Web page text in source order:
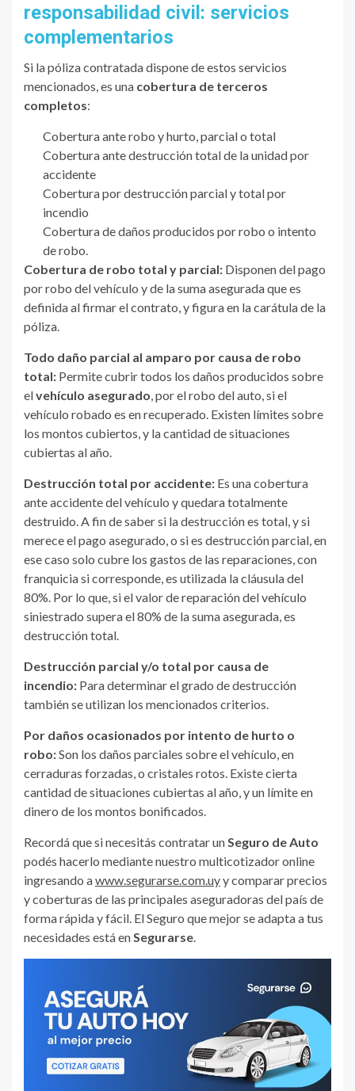
responsabilidad civil: servicios
complementarios
Si la póliza contratada dispone de estos servicios
mencionados, es una cobertura de terceros
completos:
Cobertura ante robo y hurto, parcial o total
Cobertura ante destrucción total de la unidad por
accidente
Cobertura por destrucción parcial y total por
incendio
Cobertura de daños producidos por robo o intento
de robo.
Cobertura de robo total y parcial: Disponen del pago
por robo del vehículo y de la suma asegurada que es
definida al firmar el contrato, y figura en la carátula de la
póliza.
Todo daño parcial al amparo por causa de robo
total: Permite cubrir todos los daños producidos sobre
elvehículo asegurado , por el robo del auto, si el
vehículo robado es en recuperado. Existen límites sobre
los montos cubiertos, y la cantidad de situaciones
cubiertas al año.
Destrucción total por accidente: Es una cobertura
ante accidente del vehículo y quedara totalmente
destruido. A fin de saber si la destrucción es total, y si
merece el pago asegurado, o si es destrucción parcial, en
ese caso solo cubre los gastos de las reparaciones, con
franquicia si corresponde, es utilizada la cláusula del
80%. Por lo que, si el valor de reparación del vehículo
siniestrado supera el 80% de la suma asegurada, es
destrucción total.
Destrucción parcial y/o total por causa de
incendio: Para determinar el grado de destrucción
también se utilizan los mencionados criterios.
Por daños ocasionados por intento de hurto o
robo:Son los daños parciales sobre el vehículo, en
cerraduras forzadas, o cristales rotos. Existe cierta
cantidad de situaciones cubiertas al año, y un límite en
dinero de los montos bonificados.
Recordá que si necesitás contratar un Seguro de Auto
podés hacerlo mediante nuestro multicotizador online
ingresando awww.segurarse.com.uyy comparar precios
y coberturas de las principales aseguradoras del país de
forma rápida y fácil. El Seguro que mejor se adapta a tus
necesidades está en Segurarse